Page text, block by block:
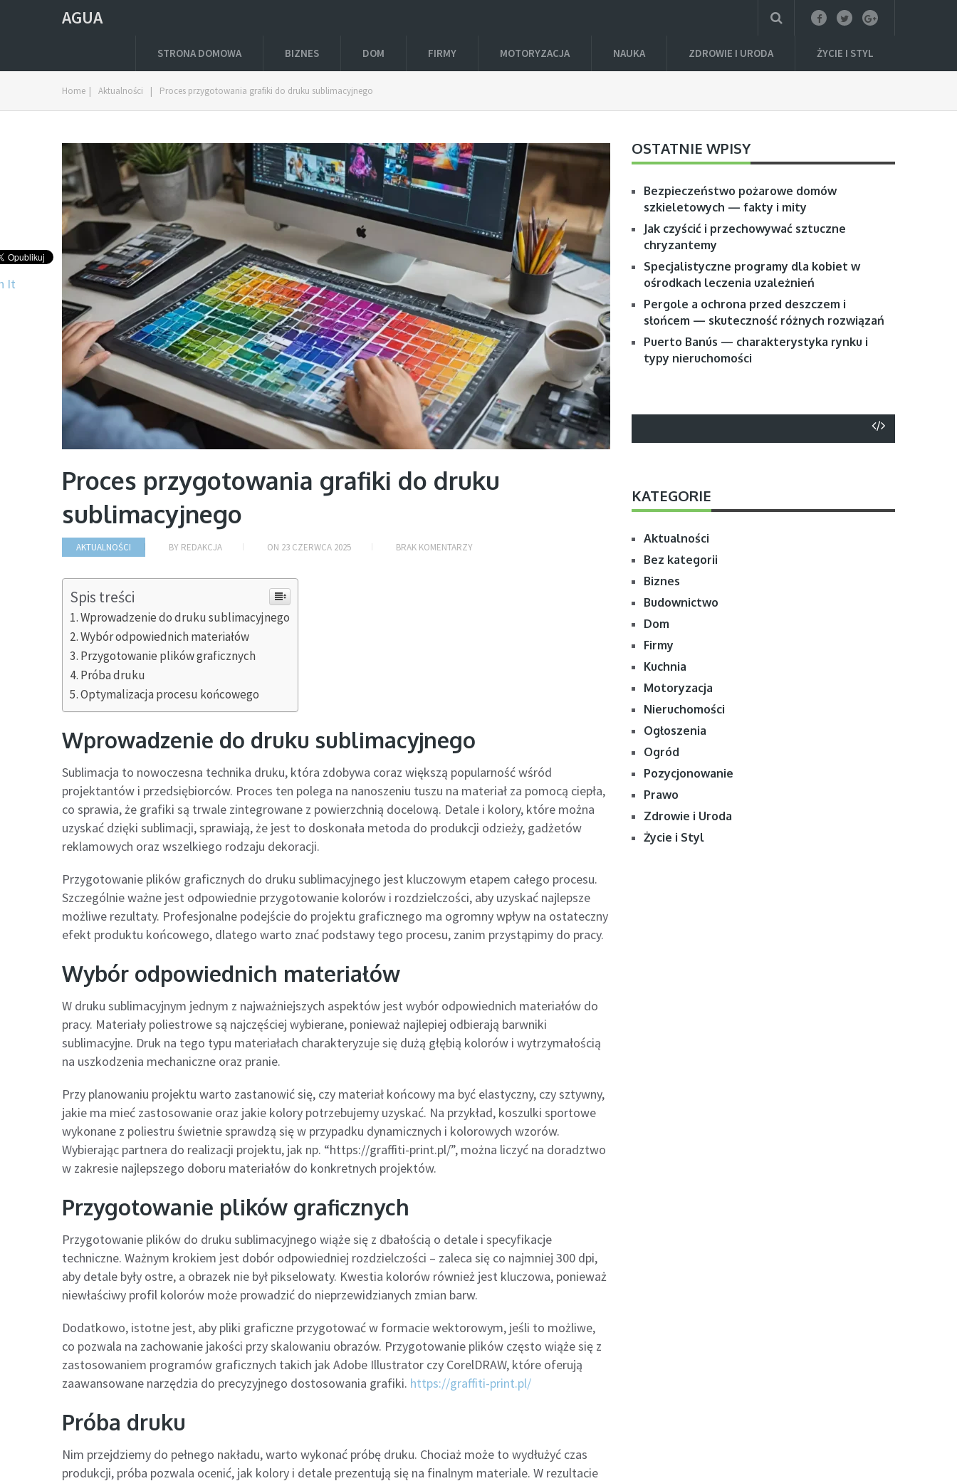
AGUA
STRONA DOMOWA BIZNES DOM FIRMY MOTORYZACJA NAUKA ZDROWIE I URODA ŻYCIE I STYL
Home | Aktualności | Proces przygotowania grafiki do druku sublimacyjnego
Proces przygotowania grafiki do druku
sublimacyjnego
AKTUALNOŚCI BY REDAKCJA ON 23 CZERWCA 2025 BRAK KOMENTARZY
Spis treści
Wprowadzenie do druku sublimacyjnego
Wybór odpowiednich materiałów
Przygotowanie plików graficznych
Próba druku
Optymalizacja procesu końcowego
Wprowadzenie do druku sublimacyjnego
Sublimacja to nowoczesna technika druku, która zdobywa coraz większą popularność wśród
projektantów i przedsiębiorców. Proces ten polega na nanoszeniu tuszu na materiał za pomocą ciepła,
co sprawia, że grafiki są trwale zintegrowane z powierzchnią docelową. Detale i kolory, które można
uzyskać dzięki sublimacji, sprawiają, że jest to doskonała metoda do produkcji odzieży, gadżetów
reklamowych oraz wszelkiego rodzaju dekoracji.
Przygotowanie plików graficznych do druku sublimacyjnego jest kluczowym etapem całego procesu.
Szczególnie ważne jest odpowiednie przygotowanie kolorów i rozdzielczości, aby uzyskać najlepsze
możliwe rezultaty. Profesjonalne podejście do projektu graficznego ma ogromny wpływ na ostateczny
efekt produktu końcowego, dlatego warto znać podstawy tego procesu, zanim przystąpimy do pracy.
Wybór odpowiednich materiałów
W druku sublimacyjnym jednym z najważniejszych aspektów jest wybór odpowiednich materiałów do
pracy. Materiały poliestrowe są najczęściej wybierane, ponieważ najlepiej odbierają barwniki
sublimacyjne. Druk na tego typu materiałach charakteryzuje się dużą głębią kolorów i wytrzymałością
na uszkodzenia mechaniczne oraz pranie.
Przy planowaniu projektu warto zastanowić się, czy materiał końcowy ma być elastyczny, czy sztywny,
jakie ma mieć zastosowanie oraz jakie kolory potrzebujemy uzyskać. Na przykład, koszulki sportowe
wykonane z poliestru świetnie sprawdzą się w przypadku dynamicznych i kolorowych wzorów.
Wybierając partnera do realizacji projektu, jak np. “https://graffiti-print.pl/”, można liczyć na doradztwo
w zakresie najlepszego doboru materiałów do konkretnych projektów.
Przygotowanie plików graficznych
Przygotowanie plików do druku sublimacyjnego wiąże się z dbałością o detale i specyfikacje
techniczne. Ważnym krokiem jest dobór odpowiedniej rozdzielczości – zaleca się co najmniej 300 dpi,
aby detale były ostre, a obrazek nie był pikselowaty. Kwestia kolorów również jest kluczowa, ponieważ
niewłaściwy profil kolorów może prowadzić do nieprzewidzianych zmian barw.
Dodatkowo, istotne jest, aby pliki graficzne przygotować w formacie wektorowym, jeśli to możliwe,
co pozwala na zachowanie jakości przy skalowaniu obrazów. Przygotowanie plików często wiąże się z
zastosowaniem programów graficznych takich jak Adobe Illustrator czy CorelDRAW, które oferują
zaawansowane narzędzia do precyzyjnego dostosowania grafiki. https://graffiti-print.pl/
Próba druku
Nim przejdziemy do pełnego nakładu, warto wykonać próbę druku. Chociaż może to wydłużyć czas
produkcji, próba pozwala ocenić, jak kolory i detale prezentują się na finalnym materiale. W rezultacie
It
OSTATNIE WPISY
Bezpieczeństwo pożarowe domów
szkieletowych — fakty i mity
Jak czyścić i przechowywać sztuczne
chryzantemy
Specjalistyczne programy dla kobiet w
ośrodkach leczenia uzależnień
Pergole a ochrona przed deszczem i
słońcem — skuteczność różnych rozwiązań
Puerto Banús — charakterystyka rynku i
typy nieruchomości
KATEGORIE
Aktualności
Bez kategorii
Biznes
Budownictwo
Dom
Firmy
Kuchnia
Motoryzacja
Nieruchomości
Ogłoszenia
Ogród
Pozycjonowanie
Prawo
Zdrowie i Uroda
Życie i Styl